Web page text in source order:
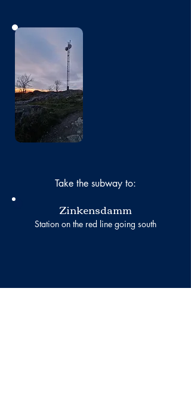
No photo
Take the subway to:
Zinkensdamm
Station on the red line going south